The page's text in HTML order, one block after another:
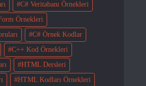
C# Veritabanı Örnekleri
Örnekleri
C# Örnek Kodlar
C++ Kod Örnekleri
HTML Dersleri
HTML Kodları Örnekleri